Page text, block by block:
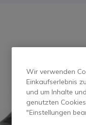
Wir verwenden
Einkaufserlebnis
und um Inhalte
genutzten
"Einstellungen